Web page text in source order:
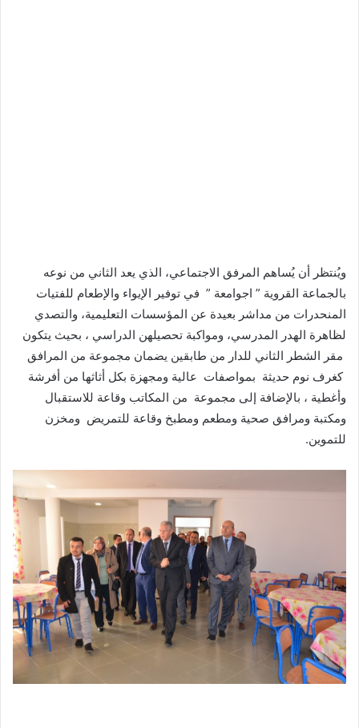
ويُنتظر أن يُساهم المرفق الاجتماعي، الذي يعد الثاني من نوعه
بالجماعة القروية ” اجوامعة ” في توفير الإيواء والإطعام للفتيات
المنحدرات من مداشر بعيدة عن المؤسسات التعليمية، والتصدي
لظاهرة الهدر المدرسي، ومواكبة تحصيلهن الدراسي ، بحيث يتكون
مقر الشطر الثاني للدار من طابقين يضمان مجموعة من المرافق
كغرف نوم حديثة بمواصفات عالية ومجهزة بكل أثاثها من أفرشة
وأغطية ، بالإضافة إلى مجموعة من المكاتب وقاعة للاستقبال
ومكتبة ومرافق صحية ومطعم ومطبخ وقاعة للتمريض ومخزن
للتموين.